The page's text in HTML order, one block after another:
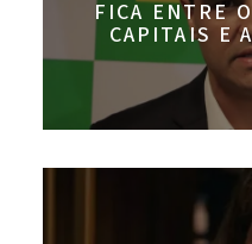
FICA ENTRE
CAPITAIS E